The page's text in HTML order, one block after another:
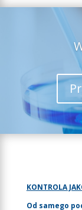
KONTROLA
Od samego